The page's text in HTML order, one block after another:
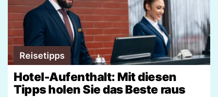
Reisetipps
Hotel-Aufenthalt: Mit diesen
Tipps holen Sie das Beste raus